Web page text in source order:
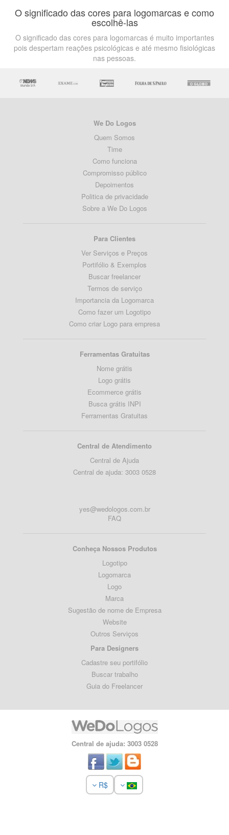
O significado das cores para logomarcas e como
escolhê-las
O significado das cores para logomarcas é muito importantes
pois despertam reações psicológicas e até mesmo fisiológicas
nas pessoas.
We Do Logos
Quem Somos
Time
Como funciona
Compromisso público
Depoimentos
Politica de privacidade
Sobre a We Do Logos
Para Clientes
Ver Serviços e Preços
Portifólio & Exemplos
Buscar freelancer
Termos de serviço
Importancia da Logomarca
Como fazer um Logotipo
Como criar Logo para empresa
Ferramentas Gratuitas
Nome grátis
Logo grátis
Ecommerce grátis
Busca grátis INPI
Ferramentas Gratuitas
Central de Atendimento
Central de Ajuda
Central de ajuda: 3003 0528
yes@wedologos.com.br
FAQ
Conheça Nossos Produtos
Logotipo
Logomarca
Logo
Marca
Sugestão de nome de Empresa
Website
Outros Serviços
Para Designers
Cadastre seu portifólio
Buscar trabalho
Guia do Freelancer
Central de ajuda: 3003 0528
R$